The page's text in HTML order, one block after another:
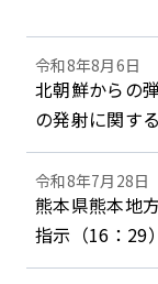
令和8年8月6日
北朝鮮からの
の発射に関す
令和8年7月28日
熊本県熊本地
指示（16：29）